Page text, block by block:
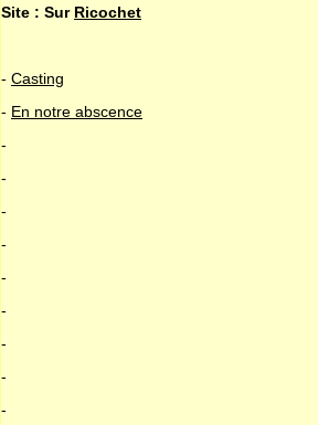
Site : Sur Ricochet
- Casting
- En notre abscence
-
-
-
-
-
-
-
-
-